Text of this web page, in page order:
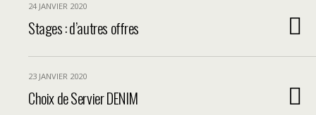
24 JANVIER 2020
Stages : d’autres offres
23 JANVIER 2020
Choix de Servier DENIM